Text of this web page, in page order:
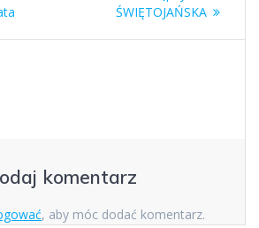
wpis:
ŚWIĘTOJAŃSKA
komentarz
, aby móc dodać komentarz.